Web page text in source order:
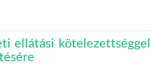
ellátási kötelezettséggel